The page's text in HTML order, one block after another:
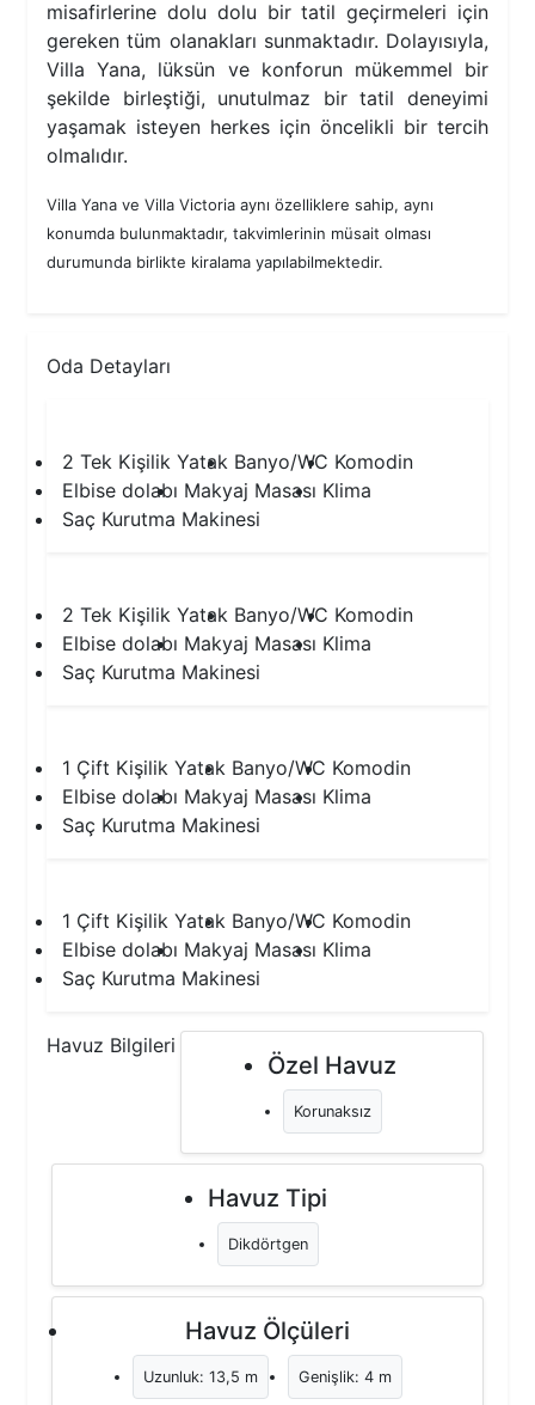
misafirlerine dolu dolu bir tatil geçirmeleri için
gereken tüm olanakları sunmaktadır. Dolayısıyla,
Villa Yana, lüksün ve konforun mükemmel bir
şekilde birleştiği, unutulmaz bir tatil deneyimi
yaşamak isteyen herkes için öncelikli bir tercih
olmalıdır.
Villa Yana ve Villa Victoria aynı özelliklere sahip, aynı
konumda bulunmaktadır, takvimlerinin müsait olması
durumunda birlikte kiralama yapılabilmektedir.
Oda Detayları
2 Tek Kişilik Yatak Banyo/WC Komodin
Elbise dolabı Makyaj Masası Klima
Saç Kurutma Makinesi
2 Tek Kişilik Yatak Banyo/WC Komodin
Elbise dolabı Makyaj Masası Klima
Saç Kurutma Makinesi
1 Çift Kişilik Yatak Banyo/WC Komodin
Elbise dolabı Makyaj Masası Klima
Saç Kurutma Makinesi
1 Çift Kişilik Yatak Banyo/WC Komodin
Elbise dolabı Makyaj Masası Klima
Saç Kurutma Makinesi
Havuz Bilgileri
Özel Havuz
Korunaksız
Havuz Tipi
Dikdörtgen
Havuz Ölçüleri
Uzunluk: 13,5 m Genişlik: 4 m